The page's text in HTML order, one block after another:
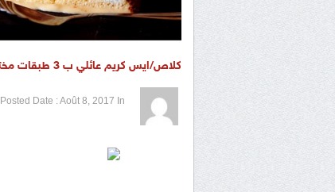
كلاص/ايس كريم عائلي ب 3 طبقات مختلفة (شوكولا / فاني و كراميل) راقي و سهل التحضير بتقديم جميل
Posted Date :Août 8, 2017 In